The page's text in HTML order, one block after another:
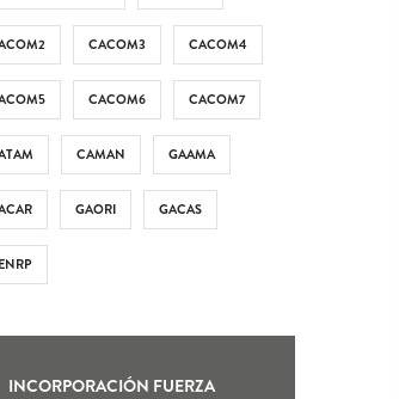
CACOM3 CACOM4
CACOM6 CACOM7
CAMAN GAAMA
GAORI GACAS
INCORPORACIÓN FUERZA